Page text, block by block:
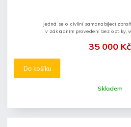
Skladem
35 000 Kč
Do košíku
Jedná se o civilní samonabíjecí
v základním provedení bez optiky,